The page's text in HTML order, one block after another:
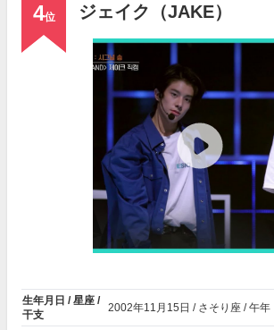
4位 ジェイク（JAKE）
生年月日 / 星座 /
干支
2002年11月15日 / さそり座 / 午年